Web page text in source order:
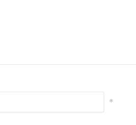
*